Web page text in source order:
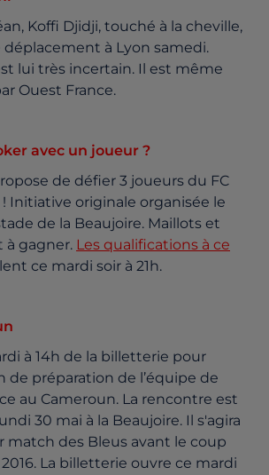
Koffi Djidji, touché à la cheville,
à Lyon samedi.
lui très incertain. Il est même
Ouest France.
avec un joueur ?
de défier 3 joueurs du FC
Initiative originale organisée le
de la Beaujoire. Maillots et
à gagner. Les qualifications à ce
ce mardi soir à 21h.
à 14h de la billetterie pour
de préparation de l’équipe de
au Cameroun. La rencontre est
30 mai à la Beaujoire. Il s'agira
match des Bleus avant le coup
2016. La billetterie ouvre ce mardi